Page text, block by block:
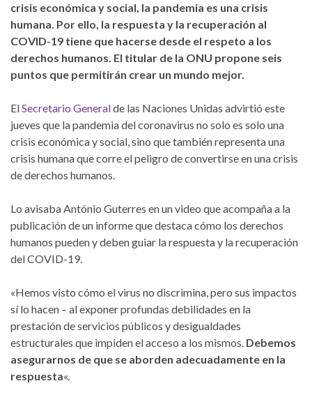
crisis económica y social, la pandemia es una crisis
humana. Por ello, la respuesta y la recuperación al
COVID-19 tiene que hacerse desde el respeto a los
derechos humanos. El titular de la ONU propone seis
puntos que permitirán crear un mundo mejor.
ElSecretario Generalde las Naciones Unidas advirtió este
jueves que la pandemia del coronavirus no solo es solo una
crisis económica y social, sino que también representa una
crisis humana que corre el peligro de convertirse en una crisis
de derechos humanos.
Lo avisaba António Guterres en un video que acompaña a la
publicación de un informe que destaca cómo los derechos
humanos pueden y deben guiar la respuesta y la recuperación
del COVID-19.
«Hemos visto cómo el virus no discrimina, pero sus impactos
sí lo hacen – al exponer profundas debilidades en la
prestación de servicios públicos y desigualdades
estructurales que impiden el acceso a los mismos. Debemos
asegurarnos de que se aborden adecuadamente en la
respuesta«.